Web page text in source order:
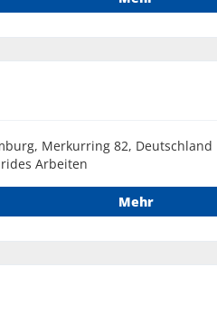
Merkurring 82, Deutschland
Arbeiten
Mehr